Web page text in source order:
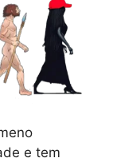
e tem